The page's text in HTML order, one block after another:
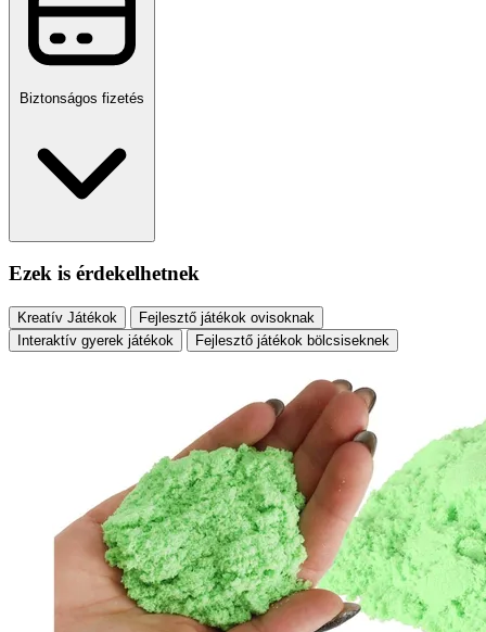
Biztonságos fizetés
Ezek is érdekelhetnek
Kreatív Játékok
Fejlesztő játékok ovisoknak
Interaktív gyerek játékok
Fejlesztő játékok bölcsiseknek